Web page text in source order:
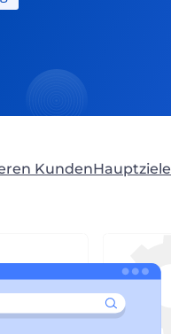
KundenHauptziele